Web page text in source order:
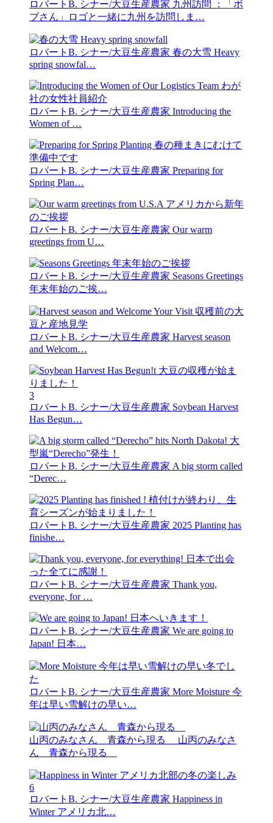
ロバートB. シナー/大豆生産農家 九州訪問 ：「ボ
ブさん」ロゴと一緒に九州を訪問しま…
ロバートB. シナー/大豆生産農家 春の大雪 Heavy
spring snowfal…
ロバートB. シナー/大豆生産農家 Introducing the
Women of …
ロバートB. シナー/大豆生産農家 Preparing for
Spring Plan…
ロバートB. シナー/大豆生産農家 Our warm
greetings from U…
ロバートB. シナー/大豆生産農家 Seasons Greetings
年末年始のご挨…
ロバートB. シナー/大豆生産農家 Harvest season
and Welcom…
3
ロバートB. シナー/大豆生産農家 Soybean Harvest
Has Begun…
ロバートB. シナー/大豆生産農家 A big storm called
“Derec…
ロバートB. シナー/大豆生産農家 2025 Planting has
finishe…
ロバートB. シナー/大豆生産農家 Thank you,
everyone, for …
ロバートB. シナー/大豆生産農家 We are going to
Japan! 日本…
ロバートB. シナー/大豆生産農家 More Moisture 今
年は早い雪解けの早い…
山丙のみなさん 青森から現る
山丙のみなさ
ん 青森から現る
6
ロバートB. シナー/大豆生産農家 Happiness in
Winter アメリカ北…